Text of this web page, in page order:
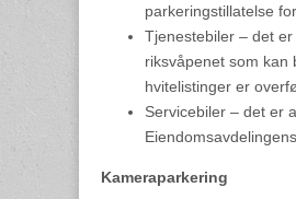
parkeringstillatelse
Tjenestebiler – det
riksvåpenet som kan
hvitelistinger er
Servicebiler – det er
Kameraparkering